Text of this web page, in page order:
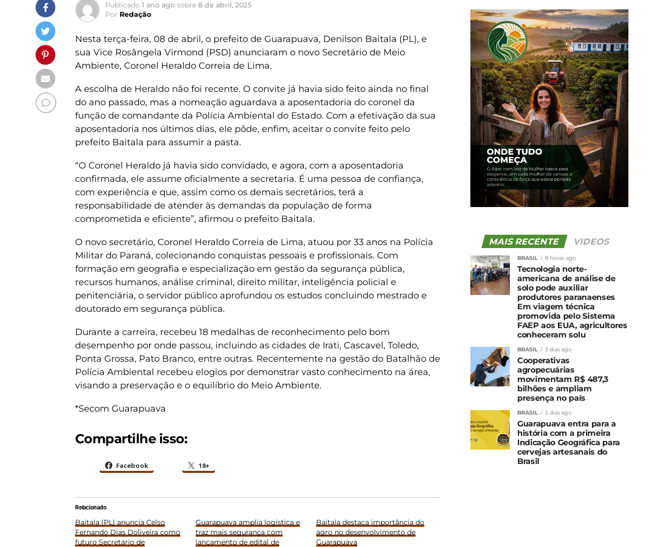
Publicado 1 ano ago sobre 8 de abril, 2025
Por Redação
Nesta terça-feira, 08 de abril, o prefeito de Guarapuava, Denilson Baitala (PL), e
sua Vice Rosângela Virmond (PSD) anunciaram o novo Secretário de Meio
Ambiente, Coronel Heraldo Correia de Lima.
A escolha de Heraldo não foi recente. O convite já havia sido feito ainda no final
do ano passado, mas a nomeação aguardava a aposentadoria do coronel da
função de comandante da Polícia Ambiental do Estado. Com a efetivação da sua
aposentadoria nos últimos dias, ele pôde, enfim, aceitar o convite feito pelo
prefeito Baitala para assumir a pasta.
“O Coronel Heraldo já havia sido convidado, e agora, com a aposentadoria
confirmada, ele assume oficialmente a secretaria. É uma pessoa de confiança,
com experiência e que, assim como os demais secretários, terá a
responsabilidade de atender às demandas da população de forma
comprometida e eficiente”, afirmou o prefeito Baitala.
O novo secretário, Coronel Heraldo Correia de Lima, atuou por 33 anos na Polícia
Militar do Paraná, colecionando conquistas pessoais e profissionais. Com
formação em geografia e especialização em gestão da segurança pública,
recursos humanos, análise criminal, direito militar, inteligência policial e
penitenciária, o servidor público aprofundou os estudos concluindo mestrado e
doutorado em segurança pública.
Durante a carreira, recebeu 18 medalhas de reconhecimento pelo bom
desempenho por onde passou, incluindo as cidades de Irati, Cascavel, Toledo,
Ponta Grossa, Pato Branco, entre outras. Recentemente na gestão do Batalhão de
Polícia Ambiental recebeu elogios por demonstrar vasto conhecimento na área,
visando a preservação e o equilíbrio do Meio Ambiente.
*Secom Guarapuava
Compartilhe isso:
Facebook 18+
Relacionado
Baitala (PL) anuncia Celso
Fernando Dias Doliveira como
futuro Secretário de
Guarapuava amplia logística e
traz mais segurança com
lançamento de edital de
Baitala destaca importância do
agro no desenvolvimento de
Guarapuava
MAIS RECENTE VIDEOS
BRASIL 8 horas ago
Tecnologia norte-
americana de análise de
solo pode auxiliar
produtores paranaenses
Em viagem técnica
promovida pelo Sistema
FAEP aos EUA, agricultores
conheceram solu
BRASIL 3 dias ago
Cooperativas
agropecuárias
movimentam R$ 487,3
bilhões e ampliam
presença no país
BRASIL 3 dias ago
Guarapuava entra para a
história com a primeira
Indicação Geográfica para
cervejas artesanais do
Brasil